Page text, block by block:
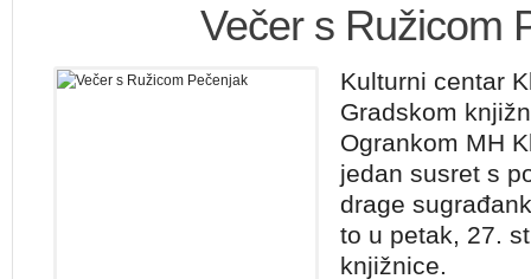
Večer s Ružicom
Kulturni centar
Gradskom
Ogrankom MH
jedan susret s
drage
to u petak, 27.
knjižnice.